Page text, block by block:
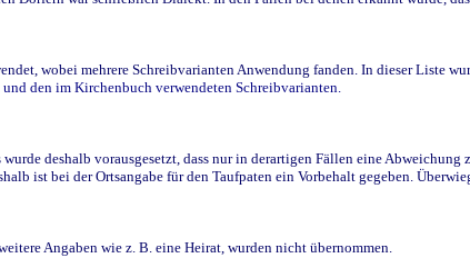
wobei mehrere Schreibvarianten Anwendung fanden. In dieser Liste
den im Kirchenbuch verwendeten Schreibvarianten.
deshalb vorausgesetzt, dass nur in derartigen Fällen eine
ist bei der Ortsangabe für den Taufpaten ein Vorbehalt gegeben.
Angaben wie z. B. eine Heirat, wurden nicht übernommen.